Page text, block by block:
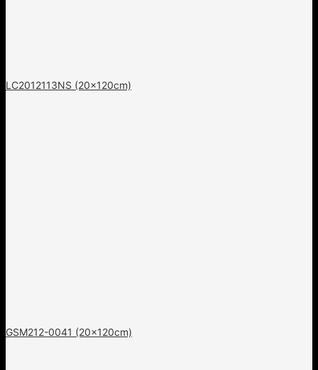
LC2012113NS (20x120cm)
GSM212-0041 (20x120cm)